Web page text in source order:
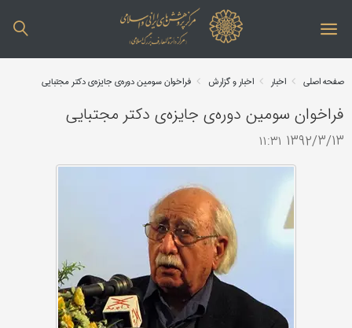
صفحه اصلی اخبار اخبار و گزارش فراخوان سومین دوره‌ی جایزه‌ی دکتر مجتبایی
فراخوان سومین دوره‌ی جایزه‌ی دکتر مجتبایی
1392/3/13 ۱۱:۳۱